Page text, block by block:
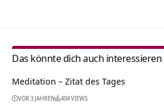
Das könnte dich auch interessieren
Meditation – Zitat des Tages
VOR 3 JAHREN 404 VIEWS